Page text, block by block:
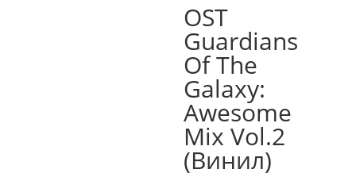
OST
Guardians
Of The
Galaxy:
Awesome
Mix Vol.2
(Винил)